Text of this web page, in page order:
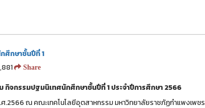
ศึกษาชั้นปีที่ 1
Share
กิจกรรมปฐมนิเทศนักศึกษาชั้นปีที่ 1 ประจำปีการศึกษา 2566
.2566 ณ คณะเทคโนโลยีอุตสาหกรรม มหาวิทยาลัยราชภัฏกำแพงเพชร